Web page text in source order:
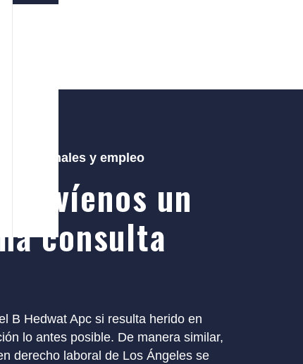
personales y empleo
un
consulta
B Hedwat Apc si resulta herido en
lo antes posible. De manera similar,
derecho laboral de Los Ángeles se